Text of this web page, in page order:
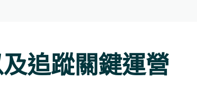
及追蹤關鍵運營